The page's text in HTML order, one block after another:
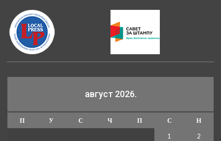
август 2026.
П У С Ч П С
Н
1
2